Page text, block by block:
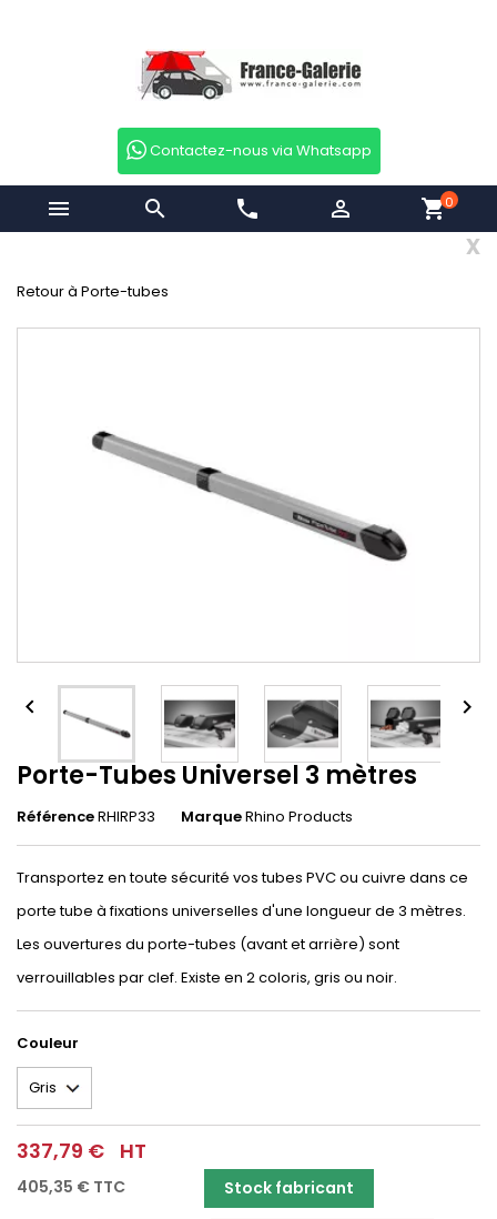
Contactez-nous via Whatsapp
  phone  shopping_cart0
x
Retour à Porte-tubes
 
Porte-Tubes Universel 3 mètres
RéférenceRHIRP33 MarqueRhino Products
Transportez en toute sécurité vos tubes PVC ou cuivre dans ce
porte tube à fixations universelles d'une longueur de 3 mètres.
Les ouvertures du porte-tubes (avant et arrière) sont
verrouillables par clef. Existe en 2 coloris, gris ou noir.
Couleur
337,79 € HT
405,35 € TTC Stock fabricant